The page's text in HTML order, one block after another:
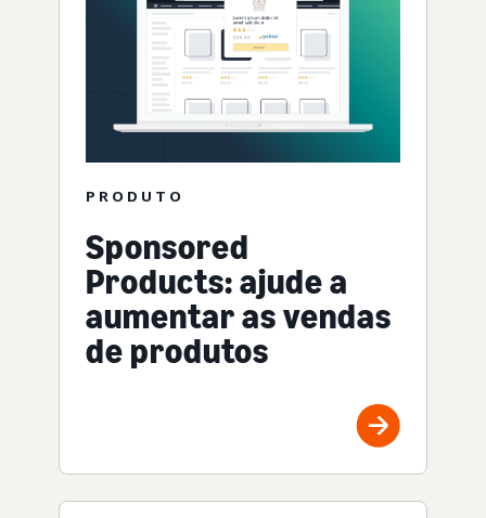
PRODUTO
Sponsored
Products: ajude a
aumentar as vendas
de produtos